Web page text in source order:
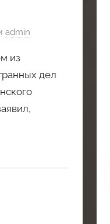
admin
из
дел